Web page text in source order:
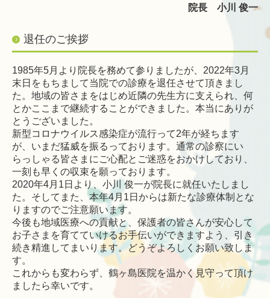
院長 小川 俊一
退任のご挨拶
1985年5月より院長を務めて参りましたが、2022年3月
末日をもちまして当院での診療を退任させて頂きまし
た。地域の皆さまをはじめ近隣の先生方に支えられ、何
とかここまで継続することができました。本当にありが
とうございました。
新型コロナウイルス感染症が流行って2年が経ちます
が、いまだ猛威を振るっております。通常の診察にい
らっしゃる皆さまにご心配とご迷惑をおかけしており、
一刻も早くの収束を願っております。
2020年4月1日より、小川 俊一が院長に就任いたしまし
た。そしてまた、本年4月1日からは新たな診療体制とな
りますのでご注意願います。
今後も地域医療への貢献と、保護者の皆さんが安心して
お子さまを育てていけるお手伝いができますよう、引き
続き精進してまいります。どうぞよろしくお願い致しま
す。
これからも変わらず、鶴ヶ島医院を温かく見守って頂け
ましたら幸いです。